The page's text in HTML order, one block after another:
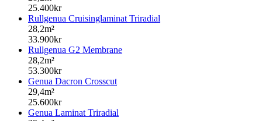
25.400kr
Rullgenua Cruisinglaminat Triradial
28,2m²
33.900kr
Rullgenua G2 Membrane
28,2m²
53.300kr
Genua Dacron Crosscut
29,4m²
25.600kr
Genua Laminat Triradial